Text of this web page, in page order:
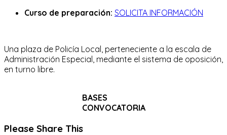
Curso de preparación: SOLICITA INFORMACIÓN
Una plaza de Policía Local, perteneciente a la escala de
Administración Especial, mediante el sistema de oposición,
en turno libre.
BASES
CONVOCATORIA
Please Share ThisCompartir